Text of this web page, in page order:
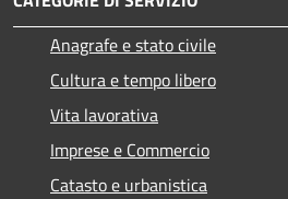
Anagrafe e stato civile
Cultura e tempo libero
Vita lavorativa
Imprese e Commercio
Catasto e urbanistica